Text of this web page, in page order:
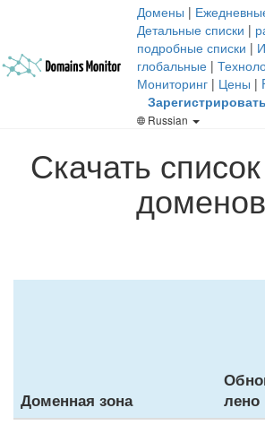
Домены |
Детальные списки |
подробные списки |
глобальные |
Мониторинг | Цены |
Russian
Скачать
доменов
Доменная зона
лено